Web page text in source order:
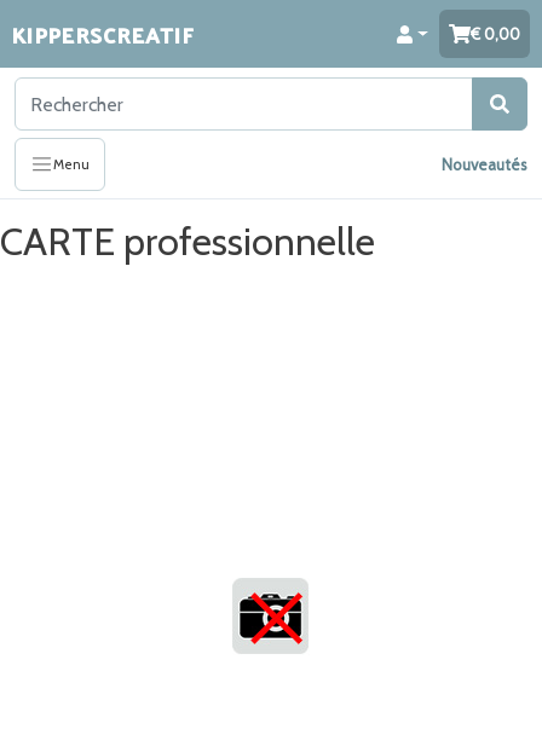
KIPPERSCREATIF 0,00
Menu Nouveautés
CARTE professionnelle